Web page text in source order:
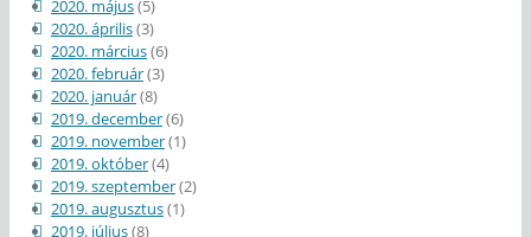
2020. május(5)
2020. április(3)
2020. március(6)
2020. február(3)
2020. január(8)
2019. december(6)
2019. november(1)
2019. október(4)
2019. szeptember(2)
2019. augusztus(1)
2019. július(8)